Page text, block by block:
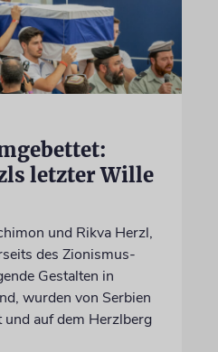
letzter Wille
und Rikva Herzl,
des Zionismus-
Gestalten in
wurden von Serbien
auf dem Herzlberg